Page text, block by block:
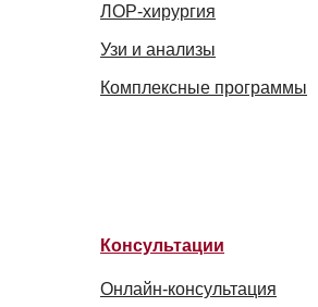
Консультации
Онлайн-консультация
ЛОР-хирургия
Узи и анализы
Комплексные программы